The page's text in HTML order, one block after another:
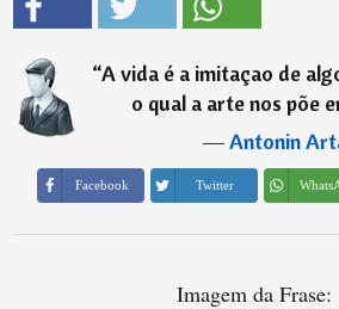
“A vida é a imitaçao de
o qual a arte nos põe
―Antonin
Facebook Twitter
Imagem da Frase: